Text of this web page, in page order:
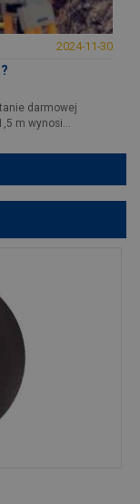
2024-11-30
darmowej
m wynosi...